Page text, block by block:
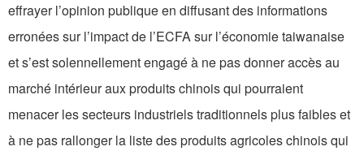
effrayer l’opinion publique en diffusant des informations
erronées sur l’impact de l’ECFA sur l’économie taiwanaise
et s’est solennellement engagé à ne pas donner accès au
marché intérieur aux produits chinois qui pourraient
menacer les secteurs industriels traditionnels plus faibles et
à ne pas rallonger la liste des produits agricoles chinois qui